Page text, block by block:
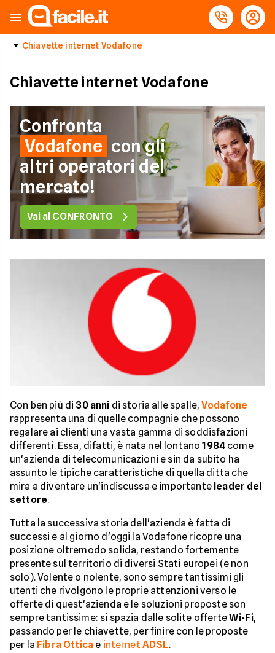
Chiavette internet Vodafone
Chiavette internet Vodafone
Confronta
Vodafone con gli
altri operatori del
mercato!
Vai al CONFRONTO
Con ben più di 30 anni di storia alle spalle,Vodafone
rappresenta una di quelle compagnie che possono
regalare ai clienti una vasta gamma di soddisfazioni
differenti. Essa, difatti, è nata nel lontano1984 come
un'azienda di telecomunicazioni e sin da subito ha
assunto le tipiche caratteristiche di quella ditta che
mira a diventare un'indiscussa e importante leader del
settore.
Tutta la successiva storia dell'azienda è fatta di
successi e al giorno d'oggi la Vodafone ricopre una
posizione oltremodo solida, restando fortemente
presente sul territorio di diversi Stati europei (e non
solo). Volente o nolente, sono sempre tantissimi gli
utenti che rivolgono le proprie attenzioni verso le
offerte di quest'azienda e le soluzioni proposte son
sempre tantissime: si spazia dalle solite offerteWi-Fi,
passando per le chiavette, per finire con le proposte
per la Fibra Ottica e internet ADSL.